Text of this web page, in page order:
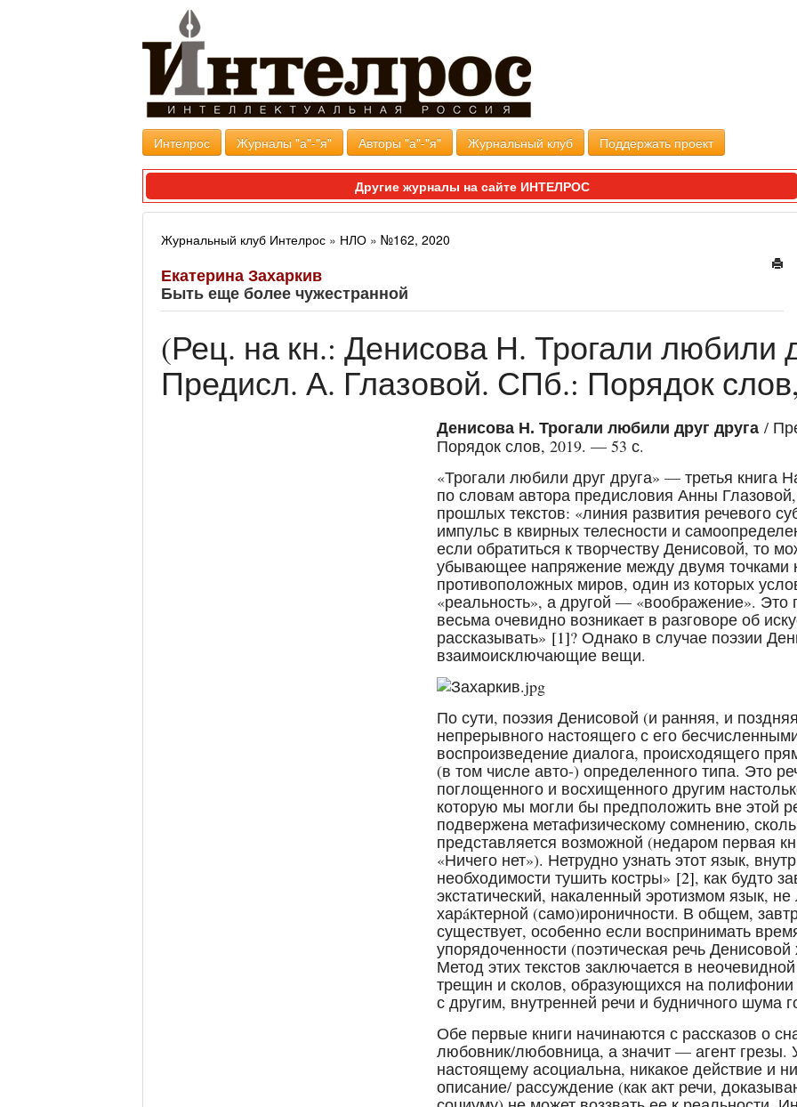
Интелрос Журналы "а"-"я" Авторы "а"-"я" Журнальный клуб Поддержать проект
Другие журналы на сайте ИНТЕЛРОС
Журнальный клуб Интелрос » НЛО » №162, 2020
Екатерина Захаркив
Быть еще более чужестранной
(Рец. на кн.: Денисова Н. Трогали любили
Предисл. А. Глазовой. СПб.: Порядок
Денисова Н. Трогали любили друг друга /
Порядок слов, 2019. — 53 с.
«Трогали любили друг друга» — третья книга
по словам автора предисловия Анны
прошлых текстов: «линия развития речевого
импульс в квирных телесности и
если обратиться к творчеству Денисовой, то
убывающее напряжение между двумя точками
противоположных миров, один из которых
«реальность», а другой — «воображение». Это
весьма очевидно возникает в разговоре об
рассказывать» [1]? Однако в случае поэзии
взаимоисключающие вещи.
По сути, поэзия Денисовой (и ранняя, и
непрерывного настоящего с его
воспроизведение диалога, происходящего
(в том числе авто-) определенного типа. Это
поглощенного и восхищенного другим
которую мы могли бы предположить вне этой
подвержена метафизическому сомнению,
представляется возможной (недаром первая
«Ничего нет»). Нетрудно узнать этот язык,
необходимости тушить костры» [2], как будто
экстатический, накаленный эротизмом язык,
харáктерной (само)ироничности. В общем,
существует, особенно если воспринимать
упорядоченности (поэтическая речь
Метод этих текстов заключается в
трещин и сколов, образующихся на полифонии
с другим, внутренней речи и будничного шума
Обе первые книги начинаются с рассказов о
любовник/любовница, а значит — агент грезы.
настоящему асоциальна, никакое действие и
описание/ рассуждение (как акт речи,